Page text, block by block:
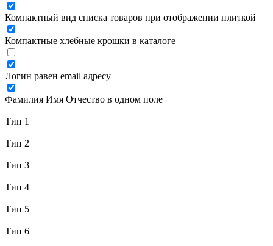
Компактный вид списка товаров при отображении плиткой
Компактные хлебные крошки в каталоге
Логин равен email адресу
Фамилия Имя Отчество в одном поле
Тип 1
Тип 2
Тип 3
Тип 4
Тип 5
Тип 6